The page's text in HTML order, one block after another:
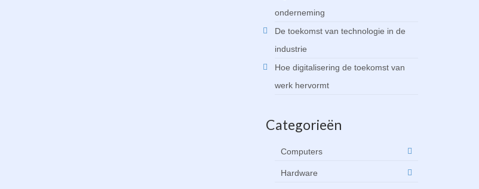
onderneming
De toekomst van technologie in de
industrie
Hoe digitalisering de toekomst van
werk hervormt
Categorieën
Computers
Hardware